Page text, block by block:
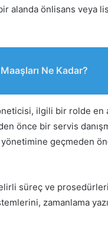
alanda önlisans veya
Ne Kadar?
ilgili bir rolde en
önce bir servis
geçmeden
süreç ve
zamanlama